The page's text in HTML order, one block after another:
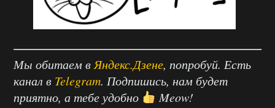
Мы обитаем в Яндекс.Дзене, попробуй. Есть
канал в Telegram. Подпишись, нам будет
приятно, а тебе удобно
Meow!